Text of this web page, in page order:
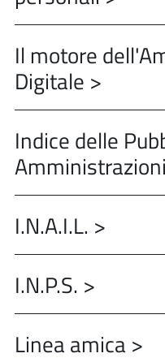
Il motore
Digitale >
Indice delle
I.N.A.I.L. >
I.N.P.S. >
Linea amica >